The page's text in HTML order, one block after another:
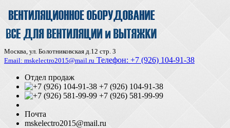
Москва, ул. Болотниковская д.12 стр. 3
Email: mskelectro2015@mail.ru Телефон: +7 (926) 104-91-З8
Отдел продаж
+7 (926) 104-91-38
+7 (926) 581-99-99
Почта
mskelectro2015@mail.ru